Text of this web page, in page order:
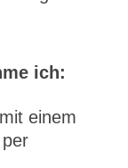
ich:
mit einem
per